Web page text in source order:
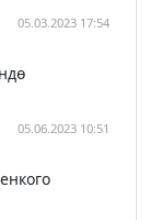
05.03.2023 17:54
05.06.2023 10:51